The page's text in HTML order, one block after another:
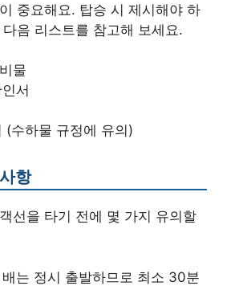
중요해요. 탑승 시 제시해야 하
음 리스트를 참고해 보세요.
물
서
(수하물 규정에 유의)
항
선을 타기 전에 몇 가지 유의할
배는 정시 출발하므로 최소 30분